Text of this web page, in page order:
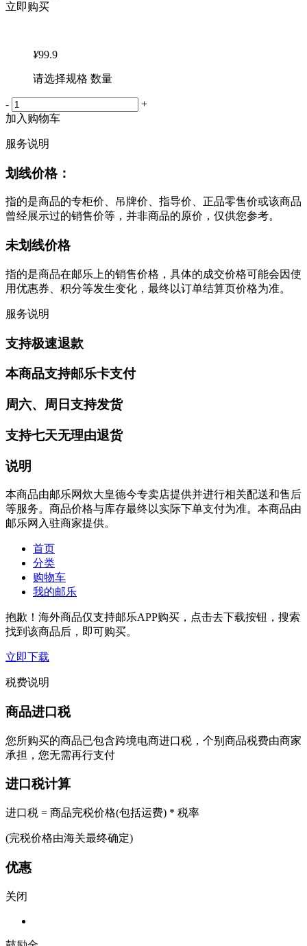
立即购买
¥99.9
请选择规格 数量
-
+
加入购物车
服务说明
划线价格：
指的是商品的专柜价、吊牌价、指导价、正品零售价或该商品
曾经展示过的销售价等，并非商品的原价，仅供您参考。
未划线价格
指的是商品在邮乐上的销售价格，具体的成交价格可能会因使
用优惠券、积分等发生变化，最终以订单结算页价格为准。
服务说明
支持极速退款
本商品支持邮乐卡支付
周六、周日支持发货
支持七天无理由退货
说明
本商品由邮乐网炊大皇德今专卖店提供并进行相关配送和售后
等服务。商品价格与库存最终以实际下单支付为准。本商品由
邮乐网入驻商家提供。
首页
分类
购物车
我的邮乐
抱歉！海外商品仅支持邮乐APP购买，点击去下载按钮，搜索
找到该商品后，即可购买。
立即下载
税费说明
商品进口税
您所购买的商品已包含跨境电商进口税，个别商品税费由商家
承担，您无需再行支付
进口税计算
进口税 = 商品完税价格(包括运费) * 税率
(完税价格由海关最终确定)
优惠
关闭